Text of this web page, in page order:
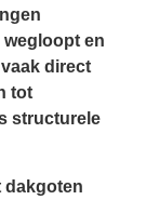
en
direct
tot
structurele
dakgoten